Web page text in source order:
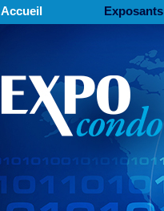
Accueil Exposants